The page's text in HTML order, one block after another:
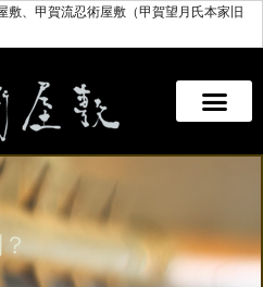
敷、甲賀流忍術屋敷（甲賀望月氏本家旧